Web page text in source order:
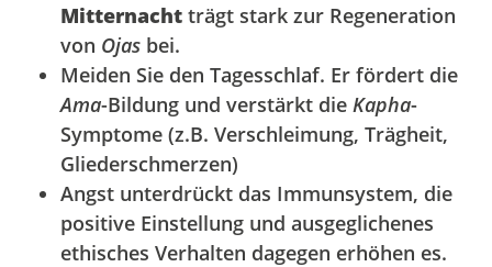
Mitternacht trägt stark zur Regeneration
von Ojas bei.
Meiden Sie den Tagesschlaf. Er fördert die
Ama-Bildung und verstärkt die Kapha-
Symptome (z.B. Verschleimung, Trägheit,
Gliederschmerzen)
Angst unterdrückt das Immunsystem, die
positive Einstellung und ausgeglichenes
ethisches Verhalten dagegen erhöhen es.